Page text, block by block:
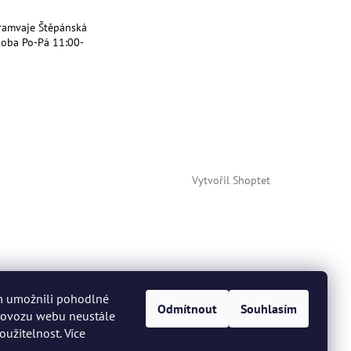
umožnili pohodlné
webu neustále
Více
Odmítnout Souhlasím
Štěpánská
Po-Pá 11:00-
Vytvořil Shoptet